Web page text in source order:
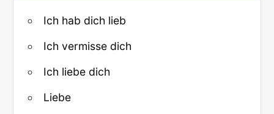
Ich hab dich lieb
Ich vermisse dich
Ich liebe dich
Liebe